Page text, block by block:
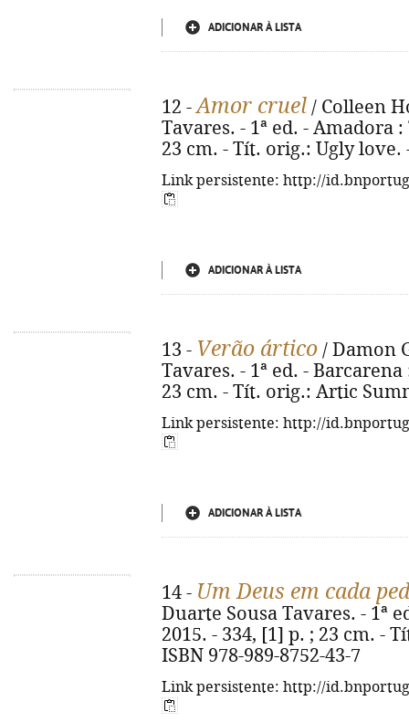
ADICIONAR À LISTA
12 -Amor cruel / Colleen
Tavares. - 1ª ed. - Amadora
23 cm. - Tít. orig.: Ugly love.
Link persistente: http://
ADICIONAR À LISTA
13 - Verão ártico / Damon
Tavares. - 1ª ed. -
23 cm. - Tít. orig.: Artic
Link persistente: http://
ADICIONAR À LISTA
14 - Um Deus em cada
Duarte Sousa Tavares. - 1ª
2015. - 334, [1] p. ; 23 cm. -
ISBN 978-989-8752-43-7
Link persistente: http://